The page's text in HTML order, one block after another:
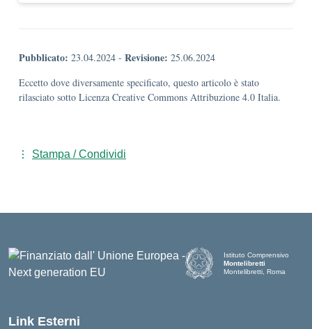
Pubblicato: 23.04.2024 - Revisione: 25.06.2024
Eccetto dove diversamente specificato, questo articolo è stato
rilasciato sotto Licenza Creative Commons Attribuzione 4.0 Italia.
Stampa / Condividi
Istituto Comprensivo
Montelibretti
Montelibretti, Roma
Link Esterni